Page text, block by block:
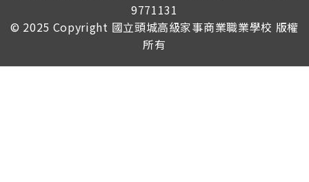
9771131
© 2025 Copyright 國立頭城高級家事商業職業學校 版權
所有